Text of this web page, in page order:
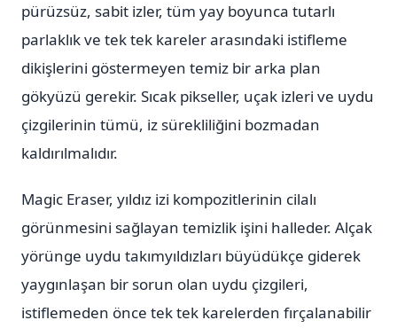
pürüzsüz, sabit izler, tüm yay boyunca tutarlı
parlaklık ve tek tek kareler arasındaki istifleme
dikişlerini göstermeyen temiz bir arka plan
gökyüzü gerekir. Sıcak pikseller, uçak izleri ve uydu
çizgilerinin tümü, iz sürekliliğini bozmadan
kaldırılmalıdır.
Magic Eraser, yıldız izi kompozitlerinin cilalı
görünmesini sağlayan temizlik işini halleder. Alçak
yörünge uydu takımyıldızları büyüdükçe giderek
yaygınlaşan bir sorun olan uydu çizgileri,
istiflemeden önce tek tek karelerden fırçalanabilir